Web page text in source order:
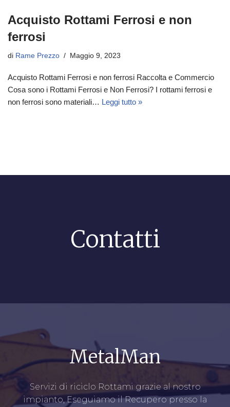
Acquisto Rottami Ferrosi e non
ferrosi
di Rame Prezzo Maggio 9, 2023
Acquisto Rottami Ferrosi e non ferrosi Raccolta e Commercio
Cosa sono i Rottami Ferrosi e Non Ferrosi? I rottami ferrosi e
non ferrosi sono materiali… Leggi tutto »
Contatti
MetalMan
Servizi di riciclo Rottami grazie al nostro
impianto, Eseguiamo il Recupero presso la